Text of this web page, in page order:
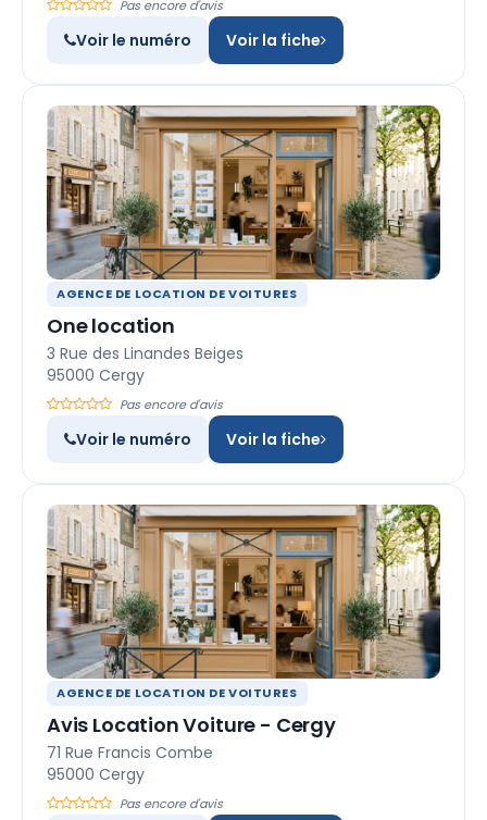
Pas encore d'avis
Voir le numéro Voir la fiche
AGENCE DE LOCATION DE VOITURES
One location
3 Rue des Linandes Beiges
95000 Cergy
Pas encore d'avis
Voir le numéro Voir la fiche
AGENCE DE LOCATION DE VOITURES
Avis Location Voiture - Cergy
71 Rue Francis Combe
95000 Cergy
Pas encore d'avis